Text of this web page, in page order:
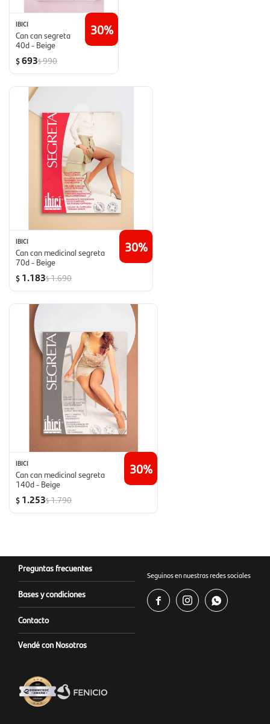
30
IBICI
Can can segreta
40d - Beige
$693$990
30
IBICI
Can can medicinal segreta
70d - Beige
$ 1.183$1.690
30
IBICI
Can can medicinal segreta
140d - Beige
$ 1.253$1.790
Preguntas frecuentes
Bases y condiciones
Contacto
Vendé con Nosotros
Seguinos en nuestras redes sociales
  